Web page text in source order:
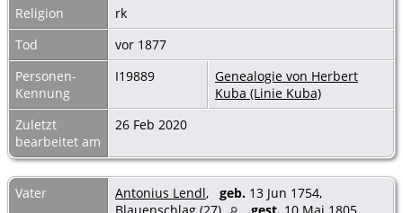
Religion
rk
Tod
vor 1877
Personen-
Kennung
I19889
Genealogie von Herbert
Kuba (Linie Kuba)
Zuletzt
bearbeitet am
26 Feb 2020
Vater Antonius Lendl, geb. 13 Jun 1754,